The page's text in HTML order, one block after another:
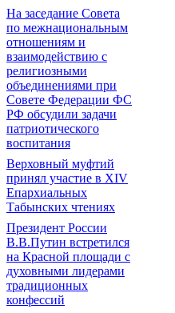
На заседание Совета
по межнациональным
отношениям и
взаимодействию с
религиозными
объединениями при
Совете Федерации ФС
РФ обсудили задачи
патриотического
воспитания
Верховный муфтий
принял участие в ХIV
Епархиальных
Табынских чтениях
Президент России
В.В.Путин встретился
на Красной площади с
духовными лидерами
традиционных
конфессий